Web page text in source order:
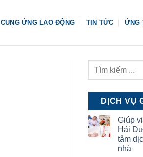
CUNG ỨNG LAO ĐỘNG TIN TỨC ỨNG
DỊCH VỤ
Giúp
Hải
tâm
nhà